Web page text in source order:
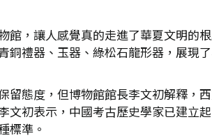
館，讓人感覺真的走進了華夏文明的
銅禮器、玉器、綠松石龍形器，展現
留態度，但博物館館長李文初解釋，
文初表示，中國考古歷史學家已建立
標準。